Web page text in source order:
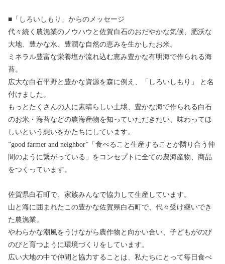
■「しろいしもり」からのメッセージ
代々続く農漁業のノウハウと佐賀白石のおだやかな気候、肥沃な
大地、豊かな水、豊潤な自然の恵みを生かしたお米。
ミネラル豊富な栄養塩が流れ込む恵み豊かな有明海で作られる海
苔。
広大な白石平野と豊かな資源を森に例え、「しろいしもり」 と名
付けました。
もっとたくさんの人に素晴らしい土壌、豊かな海で作られる白石
のお米・海苔などの農海産物を知っていただきたい、味わってほ
しいという想いをかたちにしています。
”good farmer and neighbor”「食べること生産することが隣り合う仲
間のように繋がっている」をコンセプトに全ての農海産物、商品
をつくっています。
佐賀県白石町で、家族みんなで協力して生産しています。
山と海に囲まれたこの豊かな佐賀県白石町で、代々受け継いでき
た農漁業。
やわらかな潮風をうけながら農作物と向かい合い、子どもがのび
のびと育つように環境づくりをしています。
広い大地の中で仲間と協力することは、私たちにとって毎日食べ